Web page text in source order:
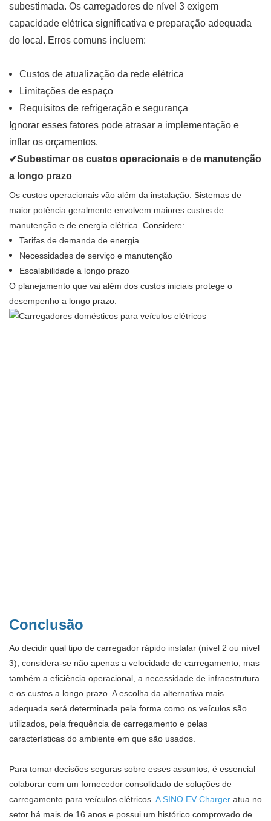
subestimada. Os carregadores de nível 3 exigem
capacidade elétrica significativa e preparação adequada
do local. Erros comuns incluem:
Custos de atualização da rede elétrica
Limitações de espaço
Requisitos de refrigeração e segurança
Ignorar esses fatores pode atrasar a implementação e
inflar os orçamentos.
✔Subestimar os custos operacionais e de manutenção
a longo prazo
Os custos operacionais vão além da instalação. Sistemas de
maior potência geralmente envolvem maiores custos de
manutenção e de energia elétrica. Considere:
Tarifas de demanda de energia
Necessidades de serviço e manutenção
Escalabilidade a longo prazo
O planejamento que vai além dos custos iniciais protege o
desempenho a longo prazo.
Conclusão
Ao decidir qual tipo de carregador rápido instalar (nível 2 ou nível
3), considera-se não apenas a velocidade de carregamento, mas
também a eficiência operacional, a necessidade de infraestrutura
e os custos a longo prazo. A escolha da alternativa mais
adequada será determinada pela forma como os veículos são
utilizados, pela frequência de carregamento e pelas
características do ambiente em que são usados.
Para tomar decisões seguras sobre esses assuntos, é essencial
colaborar com um fornecedor consolidado de soluções de
carregamento para veículos elétricos. A SINO EV Charger atua no
setor há mais de 16 anos e possui um histórico comprovado de